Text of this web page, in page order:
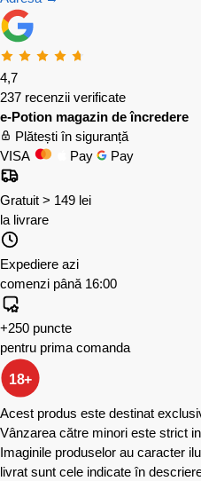
4,7
237 recenzii verificate
e-Potion magazin de încredere
Plătești în siguranță
VISA
Pay Pay
Gratuit > 149 lei
la livrare
Expediere azi
comenzi până 16:00
+250 puncte
pentru prima comanda
18+
Acest produs este destinat
Vânzarea către minori este strict
Imaginile produselor au caracter
livrat sunt cele indicate în